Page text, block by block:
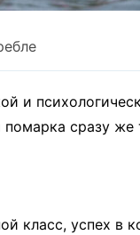
и
сразу
класс, успех в